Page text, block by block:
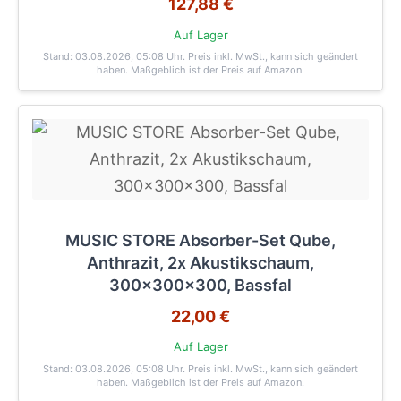
127,88 €
Auf Lager
Stand: 03.08.2026, 05:08 Uhr. Preis inkl. MwSt., kann sich geändert
haben. Maßgeblich ist der Preis auf Amazon.
MUSIC STORE Absorber-Set Qube,
Anthrazit, 2x Akustikschaum,
300x300x300, Bassfal
22,00 €
Auf Lager
Stand: 03.08.2026, 05:08 Uhr. Preis inkl. MwSt., kann sich geändert
haben. Maßgeblich ist der Preis auf Amazon.